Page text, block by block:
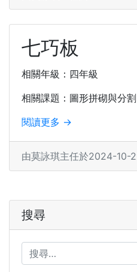
七巧板
相關年級：四年級
相關課題：圖形拼砌與分割
閱讀更多 →
由莫詠琪主任於2024-10-
搜尋